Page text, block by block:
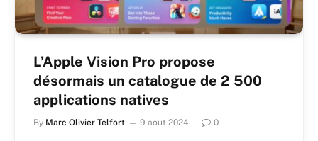
L’Apple Vision Pro propose
désormais un catalogue de 2 500
applications natives
By Marc Olivier Telfort 9 août 2024 0